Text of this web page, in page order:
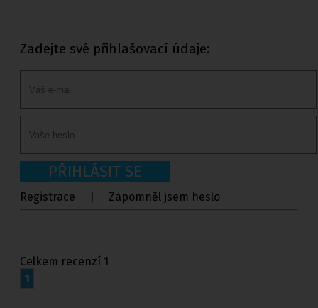
Zadejte své přihlašovací údaje:
PŘIHLÁSIT SE
Registrace Zapomněl jsem heslo
Celkem recenzí 1
1